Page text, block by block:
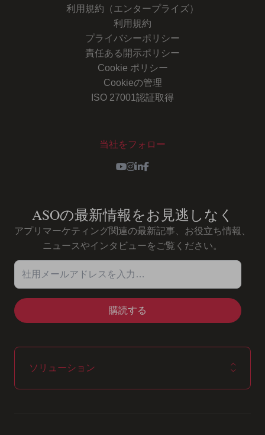
利用規約（エンタープライズ）
利用規約
プライバシーポリシー
責任ある開示ポリシー
Cookie ポリシー
Cookieの管理
ISO 27001認証取得
当社をフォロー
Youtube
Instagram
LinkedIn
Facebook
ASOの最新情報をお見逃しなく
アプリマーケティング関連の最新記事、お役立ち情報、
ニュースやインタビューをご覧ください。
社用メールアドレスを入力…
ソリューション